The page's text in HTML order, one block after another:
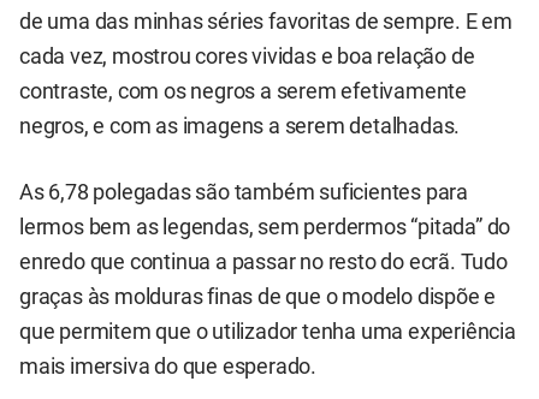
de uma das minhas séries favoritas de sempre. E em
cada vez, mostrou cores vividas e boa relação de
contraste, com os negros a serem efetivamente
negros, e com as imagens a serem detalhadas.
As 6,78 polegadas são também suficientes para
lermos bem as legendas, sem perdermos “pitada” do
enredo que continua a passar no resto do ecrã. Tudo
graças às molduras finas de que o modelo dispõe e
que permitem que o utilizador tenha uma experiência
mais imersiva do que esperado.